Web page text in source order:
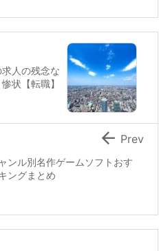
人の残念な
惨状【転職】
ンル別名作ゲームソフトおす
ングまとめ
 Prev